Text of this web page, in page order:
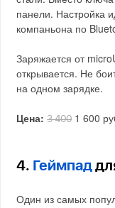
панели. Настройка
компаньона по
Заряжается от
открывается. Не
на одном зарядке.
Цена: 3 4001 600
4. Геймпад
Один из самых